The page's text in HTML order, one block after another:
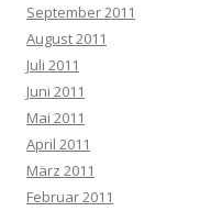
September 2011
August 2011
Juli 2011
Juni 2011
Mai 2011
April 2011
März 2011
Februar 2011